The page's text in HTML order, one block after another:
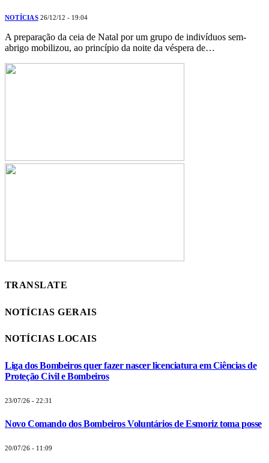
NOTÍCIAS 26/12/12 - 19:04
A preparação da ceia de Natal por um grupo de indivíduos sem-
abrigo mobilizou, ao princípio da noite da véspera de…
TRANSLATE
NOTÍCIAS GERAIS
NOTÍCIAS LOCAIS
Liga dos Bombeiros quer fazer nascer licenciatura em Ciências de
Proteção Civil e Bombeiros
23/07/26 - 22:31
Novo Comando dos Bombeiros Voluntários de Esmoriz toma posse
20/07/26 - 11:09